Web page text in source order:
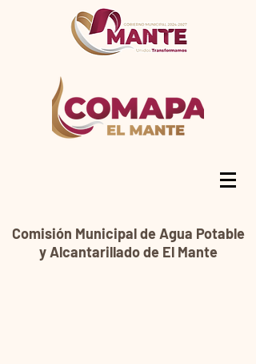
Comisión Municipal de Agua Potable
y Alcantarillado de El Mante